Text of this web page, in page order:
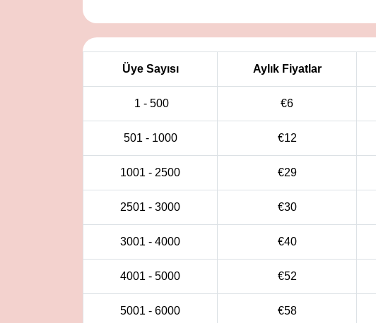
Üye Sayısı Aylık Fiyatlar
1 - 500 €6
501 - 1000 €12
1001 - 2500 €29
2501 - 3000 €30
3001 - 4000 €40
4001 - 5000 €52
5001 - 6000 €58